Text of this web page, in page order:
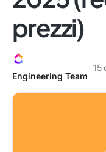
prezzi)
Engineering Team
15